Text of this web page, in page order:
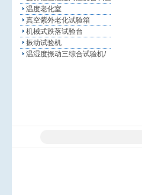
温度老化室
真空紫外老化试验箱
机械式跌落试验台
振动试验机
温湿度振动三综合试验机/